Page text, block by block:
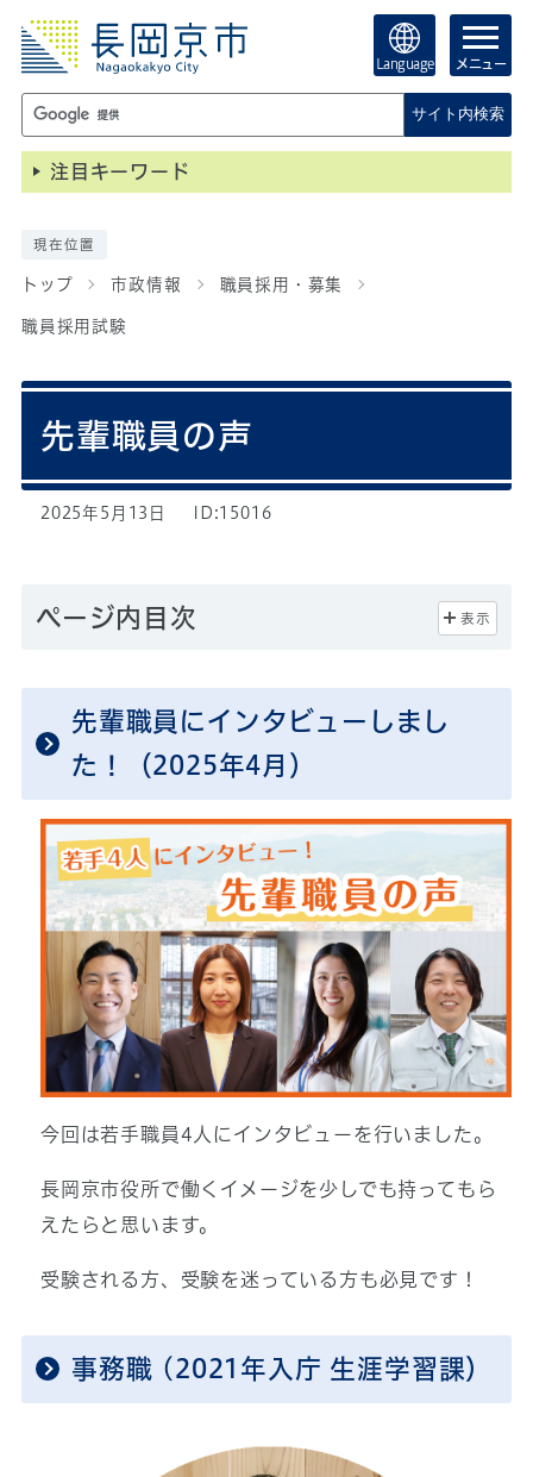
Language メニュー
サイト内検索
注目キーワード
現在位置
トップ 市政情報 職員採用・募集
職員採用試験
先輩職員の声
2025年5月13日 ID:15016
ページ内目次 表示
先輩職員にインタビューしまし
た！（2025年4月）
今回は若手職員4人にインタビューを行いました。
長岡京市役所で働くイメージを少しでも持ってもら
えたらと思います。
受験される方、受験を迷っている方も必見です！
事務職 (2021年入庁 生涯学習課）